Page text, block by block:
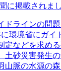
掲載されまし
ドラインの問
環境省にガイ
定などを求め
土砂災害発生
山脈の水源の